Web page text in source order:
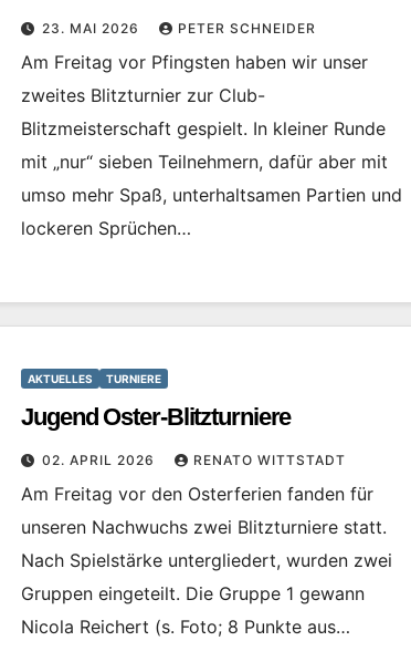
23. MAI 2026 PETER SCHNEIDER
Am Freitag vor Pfingsten haben wir unser
zweites Blitzturnier zur Club-
Blitzmeisterschaft gespielt. In kleiner Runde
mit „nur“ sieben Teilnehmern, dafür aber mit
umso mehr Spaß, unterhaltsamen Partien und
lockeren Sprüchen…
AKTUELLES TURNIERE
Jugend Oster-Blitzturniere
02. APRIL 2026 RENATO WITTSTADT
Am Freitag vor den Osterferien fanden für
unseren Nachwuchs zwei Blitzturniere statt.
Nach Spielstärke untergliedert, wurden zwei
Gruppen eingeteilt. Die Gruppe 1 gewann
Nicola Reichert (s. Foto; 8 Punkte aus…